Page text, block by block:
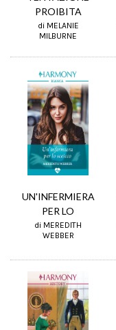
PROIBITA
di MELANIE
MILBURNE
UN'INFERMIERA
PER LO
di MEREDITH
WEBBER